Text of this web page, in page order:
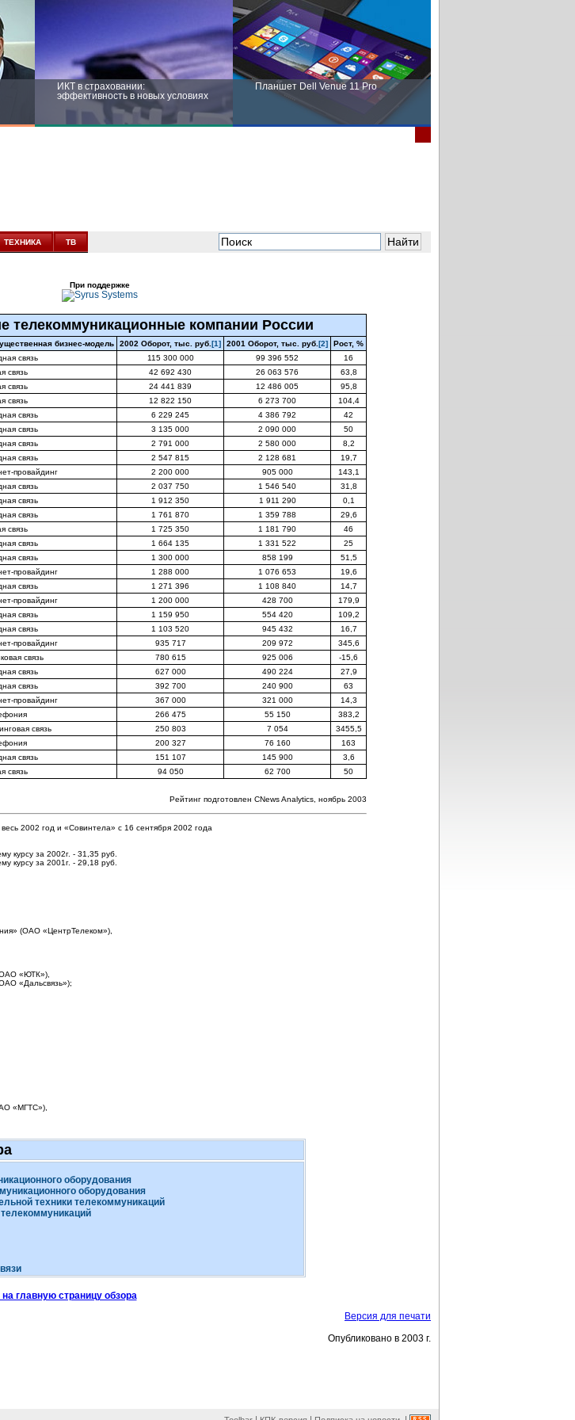
ИКТ в страховании:
эффективность в новых условиях
Планшет Dell Venue 11 Pro
новых условиях
ТЕХНИКА ТВ
При поддержке
телекоммуникационные компании России
бизнес-модель 2002 Оборот, тыс. руб. [1] 2001 Оборот, тыс. руб. [2]
Рост, %
связь 115 300 000 99 396 552
16
связь 42 692 430 26 063 576
63,8
связь 24 441 839 12 486 005
95,8
связь 12 822 150 6 273 700
104,4
связь 6 229 245 4 386 792
42
связь 3 135 000 2 090 000
50
связь 2 791 000 2 580 000
8,2
связь 2 547 815 2 128 681
19,7
провайдинг 2 200 000 905 000
143,1
связь 2 037 750 1 546 540
31,8
связь 1 912 350 1 911 290
0,1
связь 1 761 870 1 359 788
29,6
связь 1 725 350 1 181 790
46
связь 1 664 135 1 331 522
25
связь 1 300 000 858 199
51,5
провайдинг 1 288 000 1 076 653
19,6
связь 1 271 396 1 108 840
14,7
провайдинг 1 200 000 428 700
179,9
связь 1 159 950 554 420
109,2
связь 1 103 520 945 432
16,7
провайдинг 935 717 209 972
345,6
связь 780 615 925 006
-15,6
связь 627 000 490 224
27,9
связь 392 700 240 900
63
провайдинг 367 000 321 000
14,3
266 475 55 150
383,2
связь 250 803 7 054
3455,5
200 327 76 160
163
связь 151 107 145 900
3,6
связь 94 050 62 700 50
Рейтинг подготовлен CNews Analytics, ноябрь 2003
2002 год и «Совинтела» с 16 сентября 2002 года
курсу за 2002г. - 31,35 руб.
курсу за 2001г. - 29,18 руб.
(ОАО «ЦентрТелеком»),
«ЮТК»),
«Дальсвязь»);
«МГТС»),
оборудования
оборудования
техники телекоммуникаций
на главную страницу обзора
Версия для печати
Опубликовано в 2003 г.